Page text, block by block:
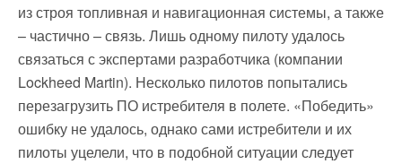
из строя топливная и навигационная системы, а также
– частично – связь. Лишь одному пилоту удалось
связаться с экспертами разработчика (компании
Lockheed Martin). Несколько пилотов попытались
перезагрузить ПО истребителя в полете. «Победить»
ошибку не удалось, однако сами истребители и их
пилоты уцелели, что в подобной ситуации следует